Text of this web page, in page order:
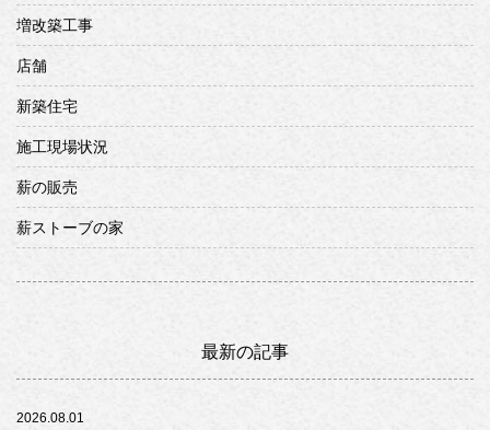
増改築工事
店舗
新築住宅
施工現場状況
薪の販売
薪ストーブの家
最新の記事
2026.08.01